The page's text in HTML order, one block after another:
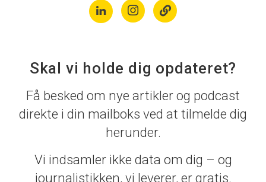
Skal vi holde dig opdateret?
Få besked om nye artikler og podcast
direkte i din mailboks ved at tilmelde dig
herunder.
Vi indsamler ikke data om dig – og
journalistikken, vi leverer, er gratis.